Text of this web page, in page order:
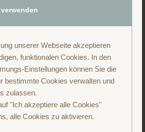
unserer Webseite akzeptieren
funktionalen Cookies. In den
Einstellungen können Sie die
bestimmte Cookies verwalten und
zulassen.
"Ich akzeptiere alle Cookies"
alle Cookies zu aktivieren.
Instagram